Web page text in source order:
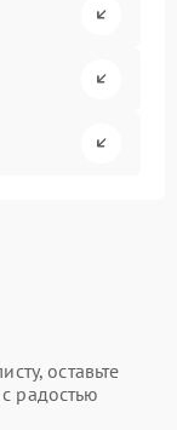
оставьте
радостью